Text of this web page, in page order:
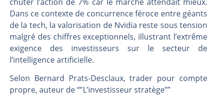
Dans ce contexte de concurrence féroce entre géants
de la tech, la valorisation de Nvidia reste sous tension
malgré des chiffres exceptionnels, illustrant l’extrême
exigence des investisseurs sur le secteur de
l’intelligence artificielle.
Selon Bernard Prats-Desclaux, trader pour compte
propre, auteur de “”L’investisseur stratège””